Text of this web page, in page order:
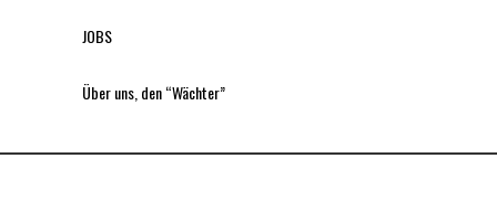
JOBS
Über uns, den “Wächter”